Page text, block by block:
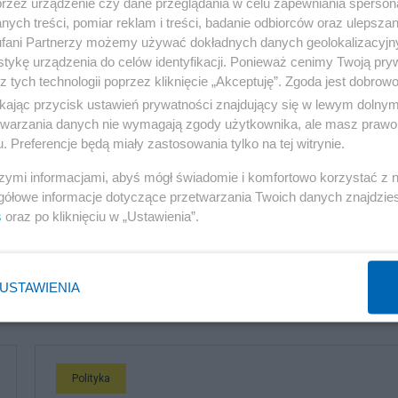
nie mają ani wstydu, ani honoru.
który twierdził, że gdy Zjednoczona Prawica
legalne, ale gdy robi to obecna większość
wymyślić coś bardziej nielogicznego i
nie pozostaną bez echa wśród wyborców i
roku.
Polityka
treści, pomiar reklam i treści, badanie odbiorców oraz
Partnerzy możemy używać dokładnych danych
urządzenia do celów identyfikacji. Ponieważ cenimy Twoją
tych technologii poprzez kliknięcie „Akceptuję”. Zgoda jest
przycisk ustawień prywatności znajdujący się w lewym
danych nie wymagają zgody użytkownika, ale masz
Preferencje będą miały zastosowania tylko na tej witrynie.
informacjami, abyś mógł świadomie i komfortowo korzystać z
informacje dotyczące przetwarzania Twoich danych
oraz po kliknięciu w „Ustawienia”.
USTAWIENIA